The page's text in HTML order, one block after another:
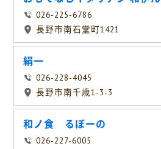
026-225-6786
長野市南石堂町1421
絹一
026-228-4045
長野市南千歳1-3-3
和ノ食 るぼーの
026-227-6005